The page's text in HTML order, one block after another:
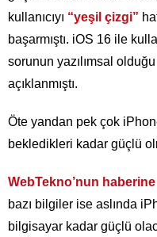
kullanıcıyı “yeşil çizgi”
başarmıştı. iOS 16 ile
sorunun yazılımsal
açıklanmıştı.
Öte yandan pek çok
bekledikleri kadar güçlü
WebTekno’nun
bazı bilgiler ise aslında
bilgisayar kadar güçlü